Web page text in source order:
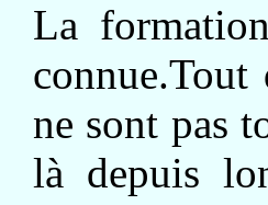
La
ne sont pas
là depuis